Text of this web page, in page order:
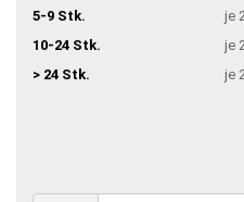
5-9 Stk.
je
10-24 Stk.
je
> 24 Stk.
je